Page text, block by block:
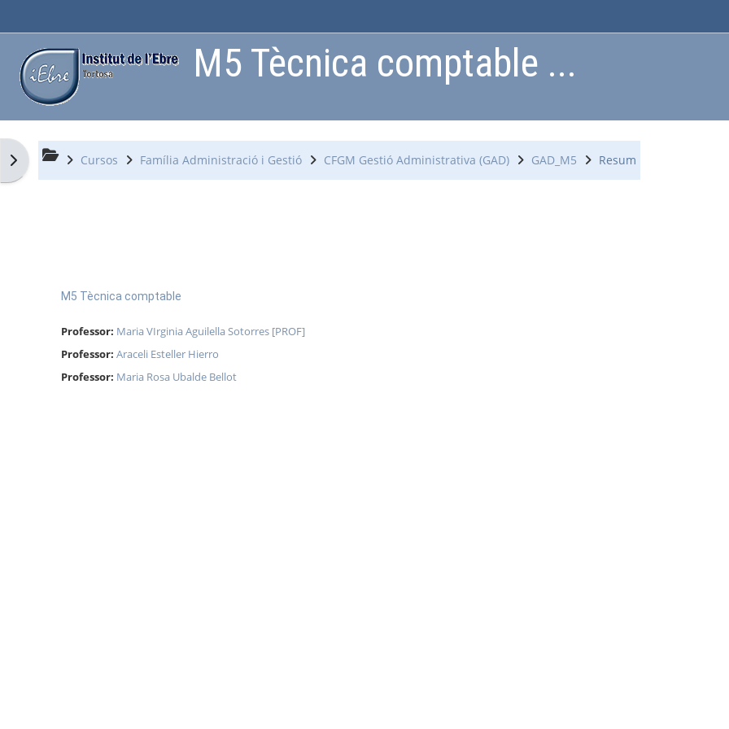
M5 Tècnica comptable ...
Obre el calaix de blocs
Cursos Família Administració i Gestió CFGM Gestió Administrativa (GAD) GAD_M5 Resum
M5 Tècnica comptable
Professor: Maria VIrginia Aguilella Sotorres [PROF]
Professor: Araceli Esteller Hierro
Professor: Maria Rosa Ubalde Bellot